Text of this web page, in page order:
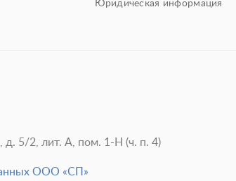
Юридическая информация
д. 5/2, лит. А, пом. 1-Н (ч. п. 4)
ООО «СП»